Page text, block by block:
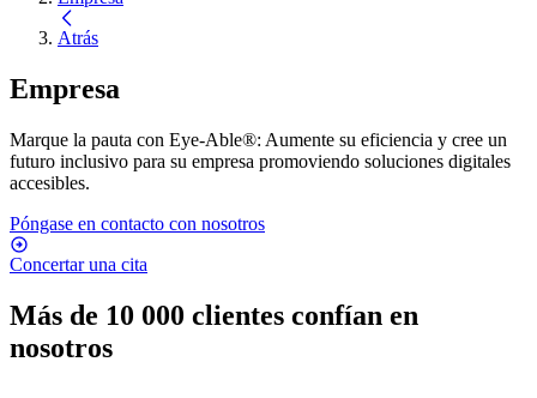
Atrás
Empresa
Marque la pauta con Eye-Able®: Aumente su eficiencia y cree un
futuro inclusivo para su empresa promoviendo soluciones digitales
accesibles.
Póngase en contacto con nosotros
Concertar una cita
Más de 10 000 clientes confían en
nosotros